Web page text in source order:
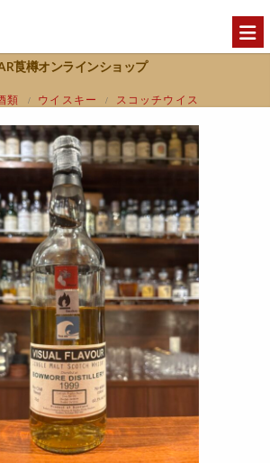
莨樽オンラインショップ
類 / ウイスキー /
スコッチウイス
VISUAL FLAVOR